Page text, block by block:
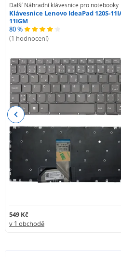
Další Náhradní klávesnice pro notebooky
Klávesnice Lenovo IdeaPad 120S-
11IGM
80 %
(1 hodnocení)
549 Kč
v 1 obchodě
Previous